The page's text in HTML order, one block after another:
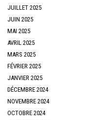
JUILLET 2025
JUIN 2025
MAI 2025
AVRIL 2025
MARS 2025
FÉVRIER 2025
JANVIER 2025
DÉCEMBRE 2024
NOVEMBRE 2024
OCTOBRE 2024